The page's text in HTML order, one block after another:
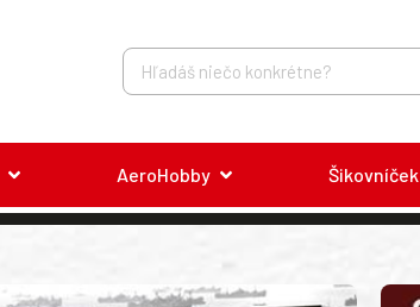
AeroHobby Šikovníček